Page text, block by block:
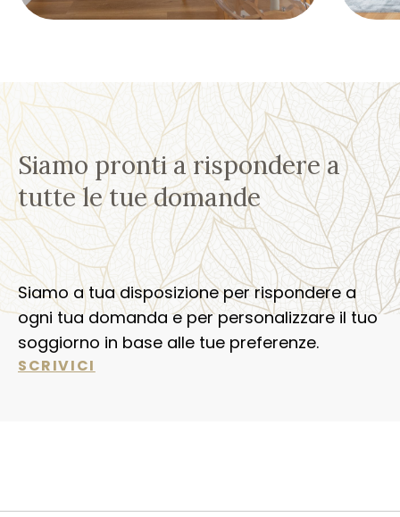
Siamo pronti a rispondere a
tutte le tue domande
Siamo a tua disposizione per rispondere a
ogni tua domanda e per personalizzare il tuo
soggiorno in base alle tue preferenze.
SCRIVICI